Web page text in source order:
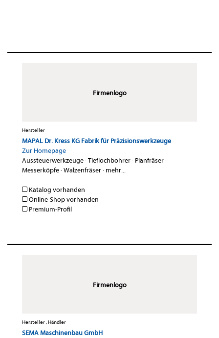
Firmenlogo
Hersteller
MAPAL Dr. Kress KG Fabrik für Präzisionswerkzeuge
Zur Homepage
Aussteuerwerkzeuge·Tieflochbohrer· Planfräser·
Messerköpfe·Walzenfräser· mehr...
Katalog vorhanden
Online-Shop vorhanden
Premium-Profil
Firmenlogo
Hersteller , Händler
SEMA Maschinenbau GmbH